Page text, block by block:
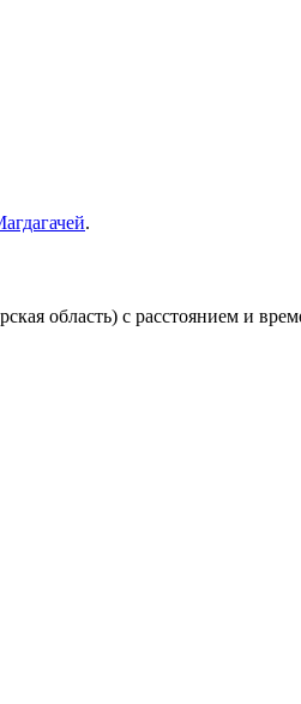
.
область) с расстоянием и